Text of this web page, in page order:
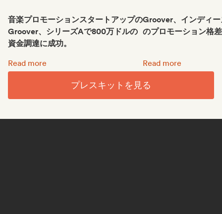
音楽プロモーションスタートアップの
Groover、シリーズAで800万ドルの
資金調達に成功。
音楽プロモーションスタートアップのGroover、シリーズ
Read more
Groover、インディ
のプロモーション格
Groover、インディ
Read more
プレスキットを見る